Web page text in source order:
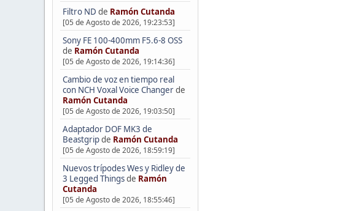
Filtro ND de Ramón Cutanda
[05 de Agosto de 2026, 19:23:53]
Sony FE 100-400mm F5.6-8 OSS
de Ramón Cutanda
[05 de Agosto de 2026, 19:14:36]
Cambio de voz en tiempo real
con NCH Voxal Voice Changerde
Ramón Cutanda
[05 de Agosto de 2026, 19:03:50]
Adaptador DOF MK3 de
Beastgripde Ramón Cutanda
[05 de Agosto de 2026, 18:59:19]
Nuevos trípodes Wes y Ridley de
3 Legged Thingsde Ramón
Cutanda
[05 de Agosto de 2026, 18:55:46]